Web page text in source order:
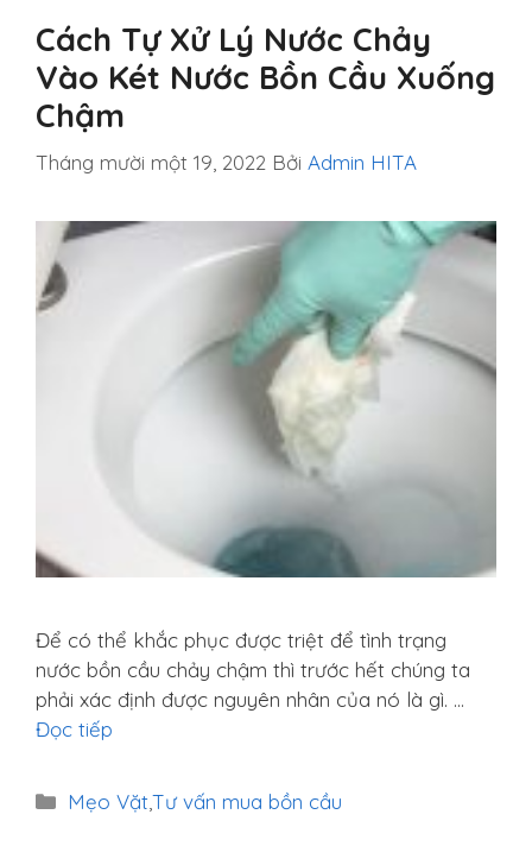
Cách Tự Xử Lý Nước Chảy
Vào Két Nước Bồn Cầu Xuống
Chậm
Tháng mười một 19, 2022 Bởi Admin HITA
Để có thể khắc phục được triệt để tình trạng
nước bồn cầu chảy chậm thì trước hết chúng ta
phải xác định được nguyên nhân của nó là gì. …
Đọc tiếp
Danh
Mẹo Vặt,Tư vấn mua bồn cầu